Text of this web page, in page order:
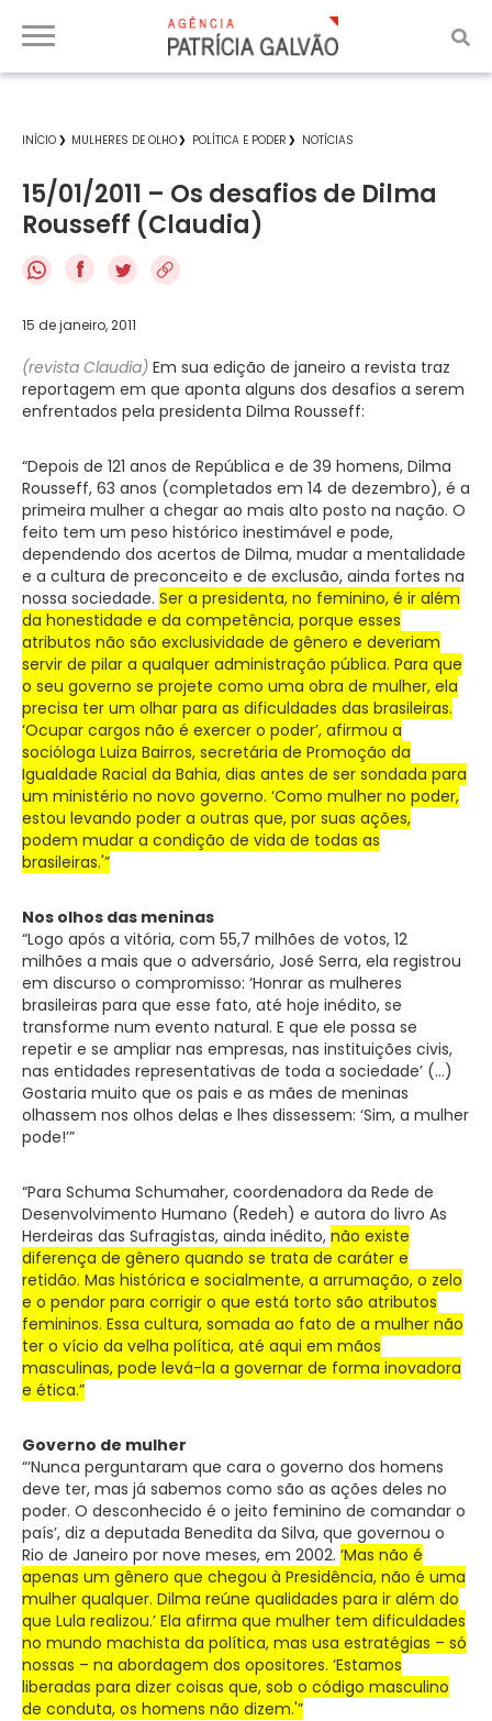
INÍCIO MULHERES DE OLHO POLÍTICA E PODER NOTÍCIAS
15/01/2011 – Os desafios de Dilma
Rousseff (Claudia)
f
15 de janeiro, 2011
(revista Claudia) Em sua edição de janeiro a revista traz
reportagem em que aponta alguns dos desafios a serem
enfrentados pela presidenta Dilma Rousseff:
“Depois de 121 anos de República e de 39 homens, Dilma
Rousseff, 63 anos (completados em 14 de dezembro), é a
primeira mulher a chegar ao mais alto posto na nação. O
feito tem um peso histórico inestimável e pode,
dependendo dos acertos de Dilma, mudar a mentalidade
e a cultura de preconceito e de exclusão, ainda fortes na
nossa sociedade. Ser a presidenta, no feminino, é ir além
da honestidade e da competência, porque esses
atributos não são exclusividade de gênero e deveriam
servir de pilar a qualquer administração pública. Para que
o seu governo se projete como uma obra de mulher, ela
precisa ter um olhar para as dificuldades das brasileiras.
‘Ocupar cargos não é exercer o poder’, afirmou a
socióloga Luiza Bairros, secretária de Promoção da
Igualdade Racial da Bahia, dias antes de ser sondada para
um ministério no novo governo. ‘Como mulher no poder,
estou levando poder a outras que, por suas ações,
podem mudar a condição de vida de todas as
brasileiras.'”
Nos olhos das meninas
“Logo após a vitória, com 55,7 milhões de votos, 12
milhões a mais que o adversário, José Serra, ela registrou
em discurso o compromisso: ‘Honrar as mulheres
brasileiras para que esse fato, até hoje inédito, se
transforme num evento natural. E que ele possa se
repetir e se ampliar nas empresas, nas instituições civis,
nas entidades representativas de toda a sociedade’ (…)
Gostaria muito que os pais e as mães de meninas
olhassem nos olhos delas e lhes dissessem: ‘Sim, a mulher
pode!’”
“Para Schuma Schumaher, coordenadora da Rede de
Desenvolvimento Humano (Redeh) e autora do livro As
Herdeiras das Sufragistas, ainda inédito, não existe
diferença de gênero quando se trata de caráter e
retidão. Mas histórica e socialmente, a arrumação, o zelo
e o pendor para corrigir o que está torto são atributos
femininos. Essa cultura, somada ao fato de a mulher não
ter o vício da velha política, até aqui em mãos
masculinas, pode levá-la a governar de forma inovadora
e ética.”
Governo de mulher
“‘Nunca perguntaram que cara o governo dos homens
deve ter, mas já sabemos como são as ações deles no
poder. O desconhecido é o jeito feminino de comandar o
país’, diz a deputada Benedita da Silva, que governou o
Rio de Janeiro por nove meses, em 2002. ‘Mas não é
apenas um gênero que chegou à Presidência, não é uma
mulher qualquer. Dilma reúne qualidades para ir além do
que Lula realizou.’ Ela afirma que mulher tem dificuldades
no mundo machista da política, mas usa estratégias – só
nossas – na abordagem dos opositores. ‘Estamos
liberadas para dizer coisas que, sob o código masculino
de conduta, os homens não dizem.'”